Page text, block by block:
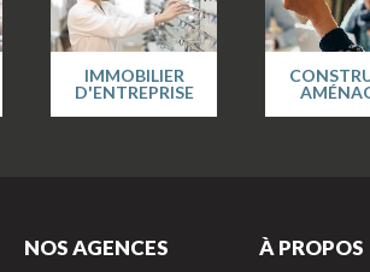
IMMOBILIER
D'ENTREPRISE
NOS AGENCES À PROPOS